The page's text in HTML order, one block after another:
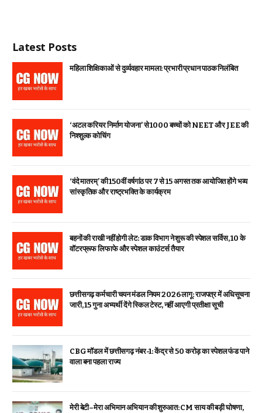
Latest Posts
महिला शिक्षिकाओं से दुर्व्यवहार मामला: प्रभारी प्रधान पाठक निलंबित
‘अटल करियर निर्माण योजना’ से 1000 बच्चों को NEET और JEE की
निश्शुल्क कोचिंग
‘वंदे मातरम्’ की 150वीं वर्षगांठ पर 7 से 15 अगस्त तक आयोजित होंगे भव्य
सांस्कृतिक और राष्ट्रभक्ति के कार्यक्रम
बहनों की राखी नहीं होगी लेट: डाक विभाग ने शुरू की स्पेशल सर्विस, ₹10 के
वॉटरप्रूफ लिफाफे और स्पेशल काउंटर्स तैयार
छत्तीसगढ़ कर्मचारी चयन मंडल नियम 2026 लागू: राजपत्र में अधिसूचना
जारी, 15 गुना अभ्यर्थी देंगे स्किल टेस्ट, नहीं आएगी प्रतीक्षा सूची
CBG मॉडल में छत्तीसगढ़ नंबर-1: केंद्र से ₹50 करोड़ का स्पेशल फंड पाने
वाला बना पहला राज्य
मेरी बेटी–मेरा अभिमान अभियान की शुरुआत: CM साय की बड़ी घोषणा,